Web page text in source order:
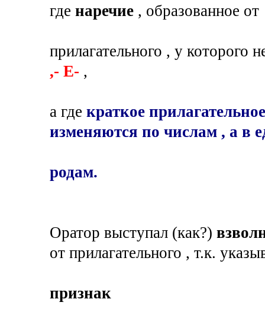
где наречие , образованное от
прилагательного , у
,- Е- ,
а где краткое
изменяются по числам , а в
родам.
Оратор выступал (как?)
от прилагательного , т.к.
признак